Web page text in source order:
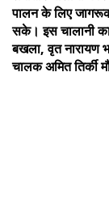
पालन के लिए
सके। इस चालानी
बखला, वृत नारायण
चालक अमित तिर्की